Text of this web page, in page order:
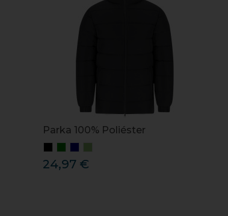
Parka 100% Poliéster
24,97 €